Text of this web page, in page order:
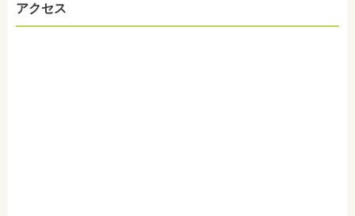
アクセス